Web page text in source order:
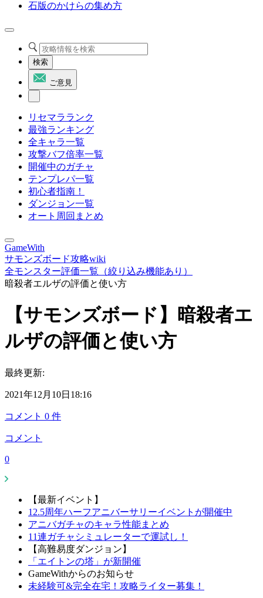
石版のかけらの集め方
検索
ご意見
リセマラランク
最強ランキング
全キャラ一覧
攻撃バフ倍率一覧
開催中のガチャ
テンプレパ一覧
初心者指南！
ダンジョン一覧
オート周回まとめ
GameWith
サモンズボード攻略wiki
全モンスター評価一覧（絞り込み機能あり）
暗殺者エルザの評価と使い方
【サモンズボード】暗殺者エ
ルザの評価と使い方
最終更新:
2021年12月10日18:16
コメント 0 件
コメント
0
【最新イベント】
12.5周年ハーフアニバーサリーイベントが開催中
アニバガチャのキャラ性能まとめ
11連ガチャシミュレーターで運試し！
【高難易度ダンジョン】
「エイトンの塔」が新開催
GameWithからのお知らせ
未経験可&完全在宅！攻略ライター募集！